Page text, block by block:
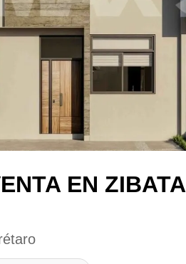
EN ZIBATA